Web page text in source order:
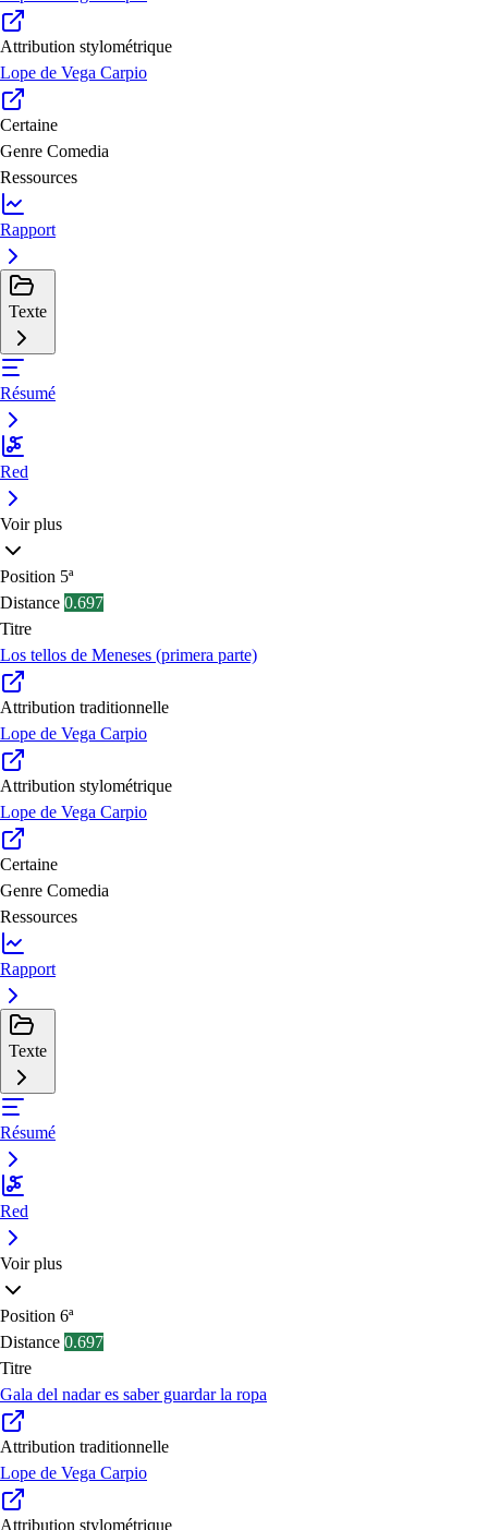
Attribution stylométrique
Lope de Vega Carpio
Certaine
Genre Comedia
Ressources
Rapport
Texte
Résumé
Red
Voir plus
Position 5ª
Distance 0.697
Titre
Los tellos de Meneses (primera parte)
Attribution traditionnelle
Lope de Vega Carpio
Attribution stylométrique
Lope de Vega Carpio
Certaine
Genre Comedia
Ressources
Rapport
Texte
Résumé
Red
Voir plus
Position 6ª
Distance 0.697
Titre
Gala del nadar es saber guardar la ropa
Attribution traditionnelle
Lope de Vega Carpio
Attribution stylométrique